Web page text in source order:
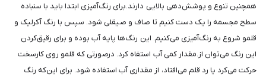
همچنین تنوع و پوشش‌دهی بالایی دارند.برای رنگ‌آمیزی ابتدا باید با سنباده
سطح مجسمه را یک دست کنیم تا صاف و صیقلی شود. سپس با رنگ آکرلیک و
قلمو شروع به رنگ‌آمیزی می‌کنیم. این رنگ‌ها پایه آب بوده و برای رقیق‌کردن
این رنگ می‌توان از.مقدار کمی آب استفاه کرد. درصورتی که قلمو روی کارسخت
حرکت می‌کرد یا رد قلم می‌افتاد، از مقداری آب استفاده شود. برای این‌که رنگ